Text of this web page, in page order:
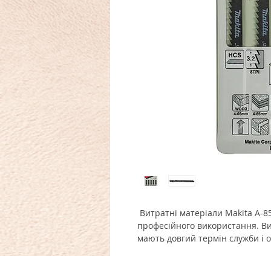
Витратні матеріали Makita A-
професійного використання.
мають довгий термін служби і